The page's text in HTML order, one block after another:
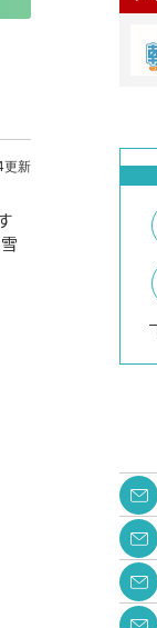
更新